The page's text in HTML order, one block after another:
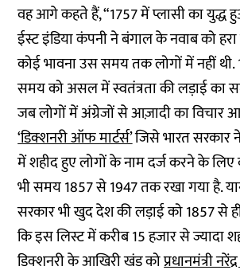
वह आगे कहते हैं, “1757 में प्लासी का युद्ध
ईस्ट इंडिया कंपनी ने बंगाल के नवाब को हरा
कोई भावना उस समय तक लोगों में नहीं
समय को असल में स्वतंत्रता की लड़ाई का
जब लोगों में अंग्रेजों से आज़ादी का विचार
‘डिक्शनरी ऑफ मार्टर्स’जिसे भारत सरकार
में शहीद हुए लोगों के नाम दर्ज करने के लिए
भी समय 1857 से 1947 तक रखा गया है.
सरकार भी खुद देश की लड़ाई को 1857 से
कि इस लिस्ट में करीब 15 हजार से ज्यादा
डिक्शनरी के आखिरी खंड कोप्रधानमंत्री